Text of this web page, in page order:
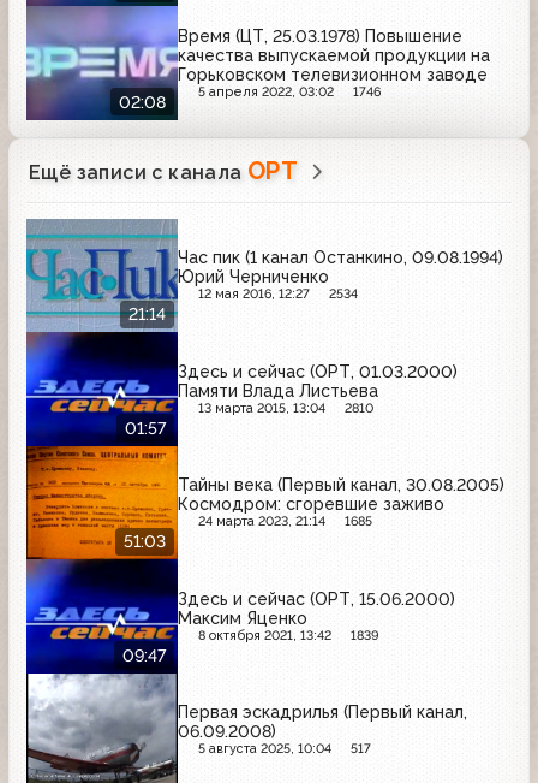
02:08
Время (ЦТ, 25.03.1978) Повышение
качества выпускаемой продукции на
Горьковском телевизионном заводе
5 апреля 2022, 03:02 1746
Ещё записи с канала ОРТ
21:14
Час пик (1 канал Останкино, 09.08.1994)
Юрий Черниченко
12 мая 2016, 12:27 2534
01:57
Здесь и сейчас (ОРТ, 01.03.2000)
Памяти Влада Листьева
13 марта 2015, 13:04 2810
51:03
Тайны века (Первый канал, 30.08.2005)
Космодром: сгоревшие заживо
24 марта 2023, 21:14 1685
09:47
Здесь и сейчас (ОРТ, 15.06.2000)
Максим Яценко
8 октября 2021, 13:42 1839
Первая эскадрилья (Первый канал,
06.09.2008)
5 августа 2025, 10:04 517